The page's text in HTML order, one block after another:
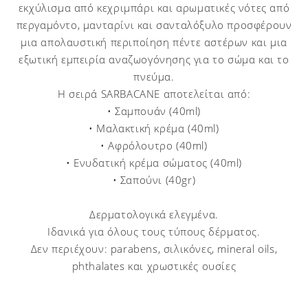
εκχύλισμα από κεχριμπάρι και αρωματικές νότες από
περγαμόντο, μανταρίνι και σανταλόξυλο προσφέρουν
μια απολαυστική περιποίηση πέντε αστέρων και μια
εξωτική εμπειρία αναζωογόνησης για το σώμα και το
πνεύμα.
Η σειρά SARBACANE αποτελείται από:
• Σαμπουάν (40ml)
• Μαλακτική κρέμα (40ml)
• Αφρόλουτρο (40ml)
• Ενυδατική κρέμα σώματος (40ml)
• Σαπούνι (40gr)
Δερματολογικά ελεγμένα.
Ιδανικά για όλους τους τύπους δέρματος.
Δεν περιέχουν: parabens, σιλικόνες, mineral oils,
phthalates και χρωστικές ουσίες